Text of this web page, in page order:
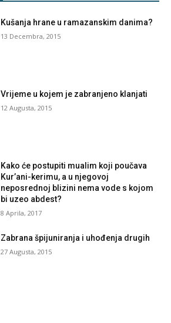
Kušanja hrane u ramazanskim danima?
13 Decembra, 2015
Vrijeme u kojem je zabranjeno klanjati
12 Augusta, 2015
Kako će postupiti mualim koji poučava
Kur’ani-kerimu, a u njegovoj
neposrednoj blizini nema vode s kojom
bi uzeo abdest?
8 Aprila, 2017
Zabrana špijuniranja i uhođenja drugih
27 Augusta, 2015